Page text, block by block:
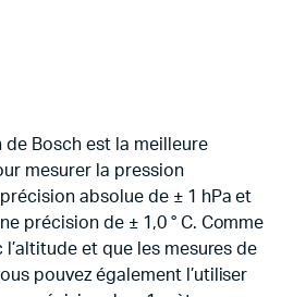
Bosch est la meilleure
mesurer la pression
absolue de ± 1 hPa et
précision de ± 1,0 ° C. Comme
l’altitude et que les mesures de
pouvez également l’utiliser